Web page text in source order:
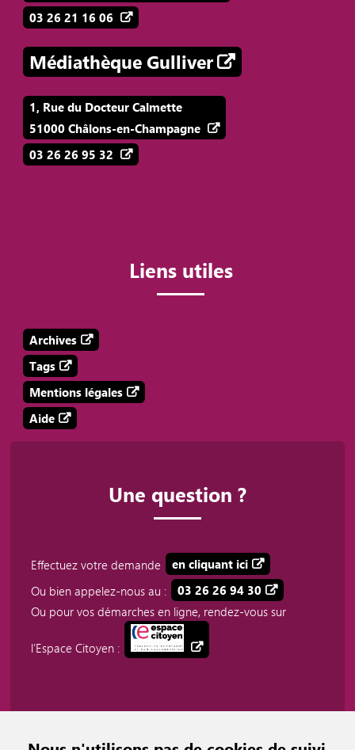
03 26 21 16 06
Médiathèque Gulliver
1, Rue du Docteur Calmette
51000 Châlons-en-Champagne
03 26 26 95 32
Liens utiles
Archives
Tags
Mentions légales
Aide
Une question ?
Effectuez votre demande
en cliquant ici
Ou bien appelez-nous au :
03 26 26 94 30
Ou pour vos démarches en ligne, rendez-vous sur
l'Espace Citoyen :